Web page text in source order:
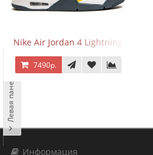
Nike Air Jordan 4 Lightning
7490р.
Информация
Левая панель